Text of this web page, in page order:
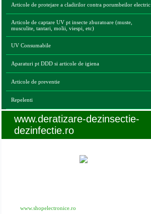
Articole de protejare a cladirilor contra porumbeilor electric
Articole de captare UV pt insecte zburatoare (muste,
musculite, tantari, molii, viespi, etc)
UV Consumabile
Aparaturi pt DDD si articole de igiena
Articole de preventie
Repelenti
www.deratizare-dezinsectie-
dezinfectie.ro
www.shopelectronice.ro